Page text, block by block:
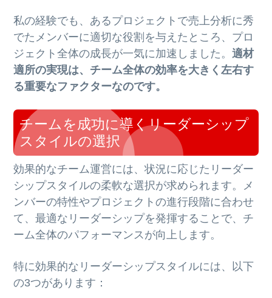
私の経験でも、あるプロジェクトで売上分析に秀
でたメンバーに適切な役割を与えたところ、プロ
ジェクト全体の成長が一気に加速しました。適材
適所の実現は、チーム全体の効率を大きく左右す
る重要なファクターなのです。
チームを成功に導くリーダーシップ
スタイルの選択
効果的なチーム運営には、状況に応じたリーダー
シップスタイルの柔軟な選択が求められます。メ
ンバーの特性やプロジェクトの進行段階に合わせ
て、最適なリーダーシップを発揮することで、チ
ーム全体のパフォーマンスが向上します。
特に効果的なリーダーシップスタイルには、以下
の3つがあります：